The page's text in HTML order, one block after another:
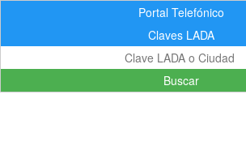
Portal Telefónico
Claves LADA
Buscar